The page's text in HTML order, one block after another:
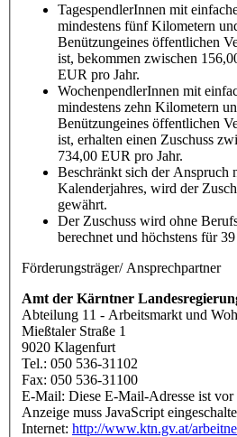
TagespendlerInnen mit
mindestens fünf Kilometern
Benützungeines öffentlichen
ist, bekommen zwischen
EUR pro Jahr.
WochenpendlerInnen mit
mindestens zehn Kilometern
Benützungeines öffentlichen
ist, erhalten einen Zuschuss
734,00 EUR pro Jahr.
Beschränkt sich der Anspruch
Kalenderjahres, wird der
gewährt.
Der Zuschuss wird ohne
berechnet und höchstens für
Förderungsträger/ Ansprechpartner
Amt der Kärntner
Abteilung 11 - Arbeitsmarkt und
Mießtaler Straße 1
9020 Klagenfurt
Tel.: 050 536-31102
Fax: 050 536-31100
E-Mail: Diese E-Mail-Adresse ist
Anzeige muss JavaScript
Internet: http://www.ktn.gv.at/